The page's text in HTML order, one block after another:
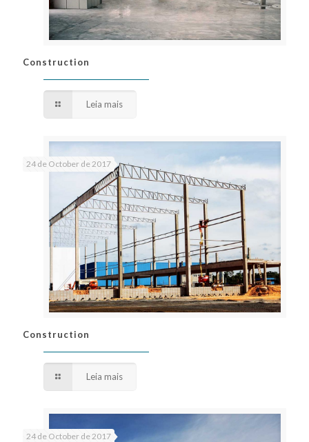
Construction
Leia mais
24 de October de 2017
Construction
Leia mais
24 de October de 2017